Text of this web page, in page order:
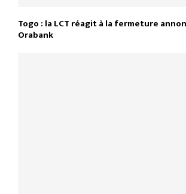
Togo : la LCT réagit à la fermeture
Orabank